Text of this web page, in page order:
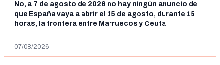
No, a 7 de agosto de 2026 no hay ningún anuncio de
que España vaya a abrir el 15 de agosto, durante 15
horas, la frontera entre Marruecos y Ceuta
07/08/2026